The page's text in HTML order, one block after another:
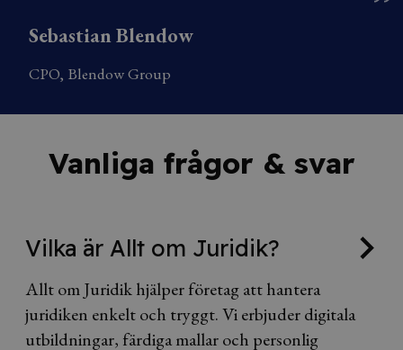
Sebastian Blendow
CPO, Blendow Group
Vanliga frågor & svar
Vilka är Allt om Juridik?
Allt om Juridik hjälper företag att hantera
juridiken enkelt och tryggt. Vi erbjuder digitala
utbildningar, färdiga mallar och personlig